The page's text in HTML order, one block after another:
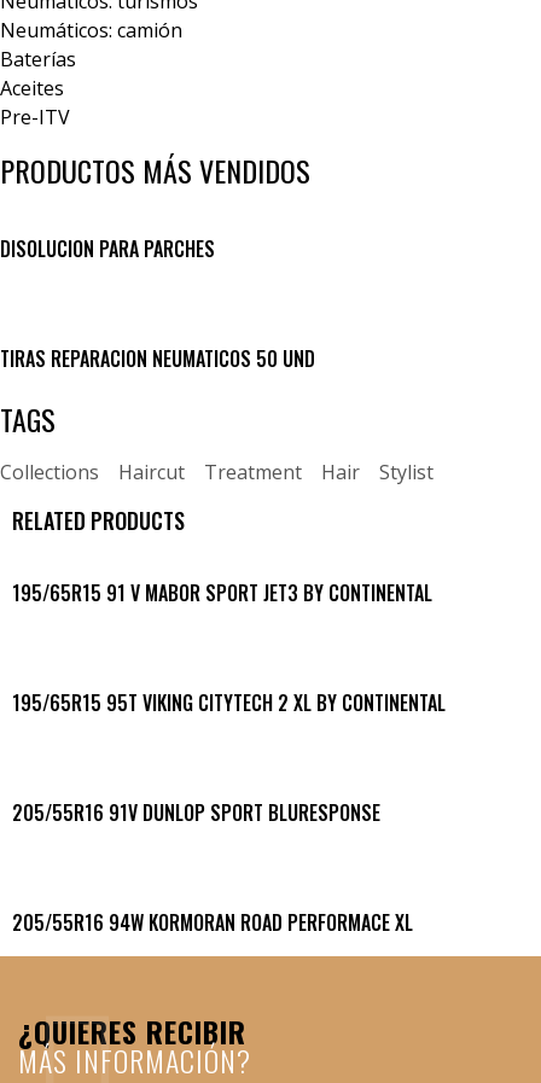
Neumáticos: camión
Baterías
Aceites
Pre-ITV
PRODUCTOS MÁS VENDIDOS
DISOLUCION PARA PARCHES
TIRAS REPARACION NEUMATICOS 50 UND
TAGS
Collections Haircut Treatment Hair Stylist
RELATED PRODUCTS
195/65R15 91 V MABOR SPORT JET3 BY CONTINENTAL
195/65R15 95T VIKING CITYTECH 2 XL BY CONTINENTAL
205/55R16 91V DUNLOP SPORT BLURESPONSE
205/55R16 94W KORMORAN ROAD PERFORMACE XL
¿QUIERES RECIBIR
MÁS INFORMACIÓN?